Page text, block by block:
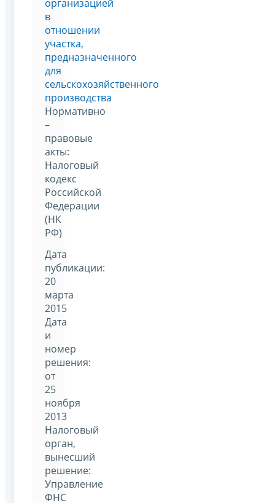
организацией
в
отношении
участка,
предназначенного
для
сельскохозяйственного
производства
Нормативно
–
правовые
акты:
Налоговый
кодекс
Российской
Федерации
(НК
РФ)
Дата
публикации:
20
марта
2015
Дата
и
номер
решения:
от
25
ноября
2013
Налоговый
орган,
вынесший
решение:
Управление
ФНС